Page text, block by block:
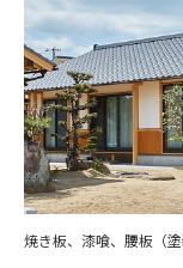
焼き板、漆喰、腰板（